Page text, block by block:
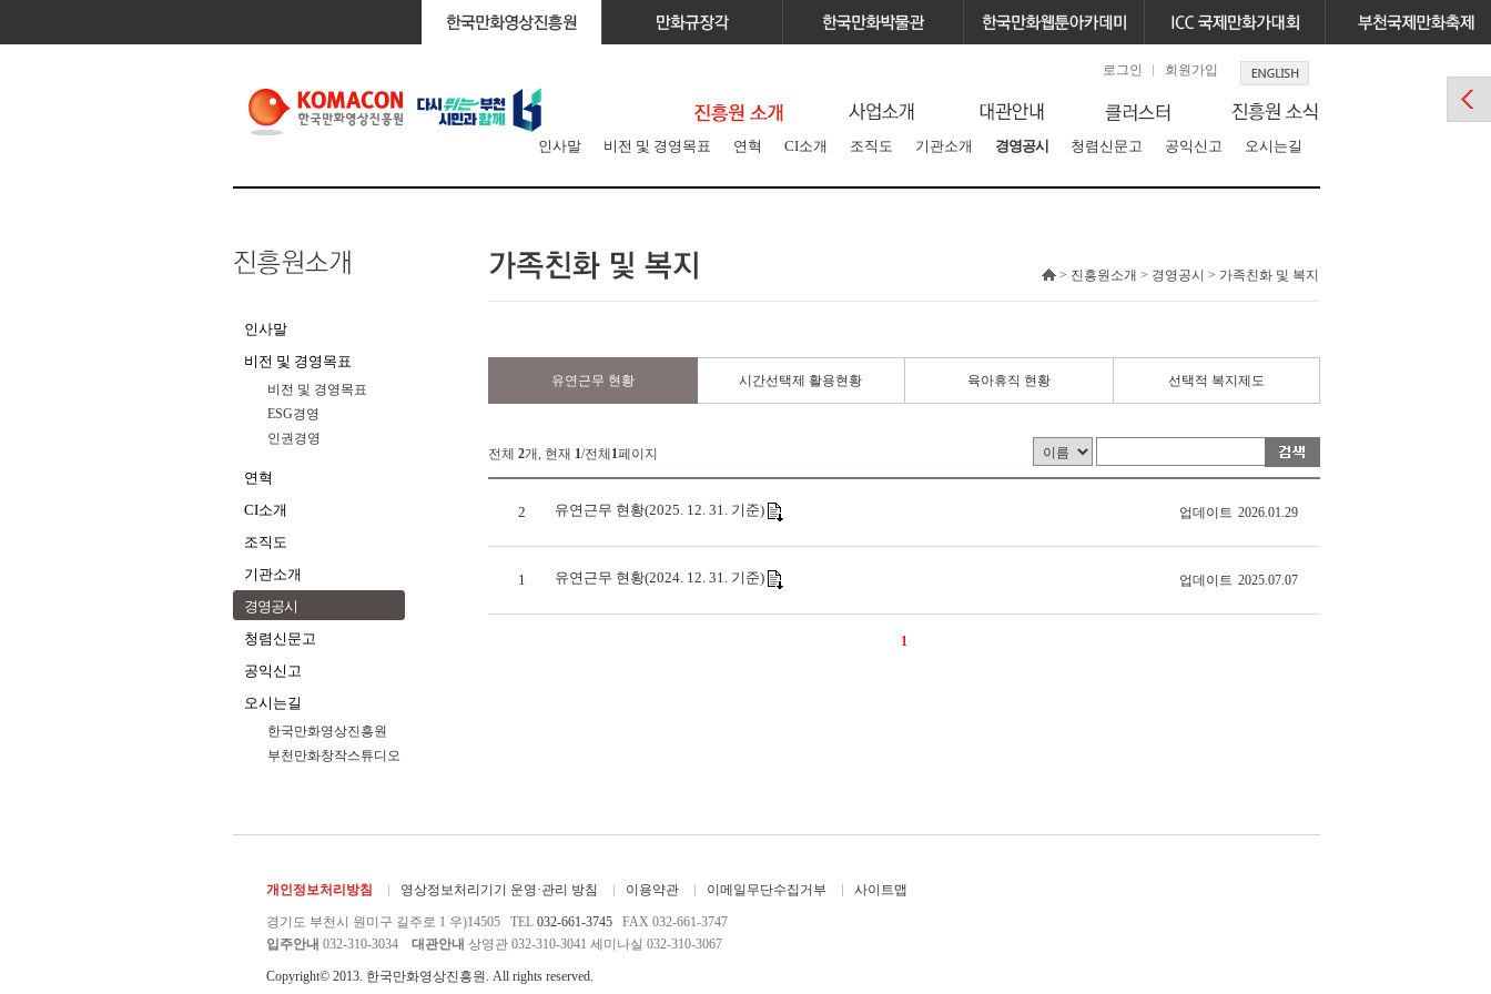
로그인 회원가입
인사말 비전 및 경영목표 연혁 CI소개 조직도 기관소개 경영공시 청렴신문고 공익신고 오시는길
인사말
비전 및 경영목표
비전 및 경영목표
ESG경영
인권경영
연혁
CI소개
조직도
기관소개
경영공시
청렴신문고
공익신고
오시는길
한국만화영상진흥원
부천만화창작스튜디오
> 진흥원소개 > 경영공시 > 가족친화 및 복지
유연근무 현황 시간선택제 활용현황 육아휴직 현황 선택적 복지제도
전체 2개, 현재 1/전체 1페이지
2 유연근무 현황(2025. 12. 31. 기준) 업데이트 2026.01.29
1 유연근무 현황(2024. 12. 31. 기준) 업데이트 2025.07.07
1
개인정보처리방침 영상정보처리기기 운영·관리 방침 이용약관 이메일무단수집거부 사이트맵
경기도 부천시 원미구 길주로 1 우)14505 TEL 032-661-3745 FAX 032-661-3747
입주안내 032-310-3034 대관안내 상영관 032-310-3041 세미나실 032-310-3067
Copyright© 2013. 한국만화영상진흥원. All rights reserved.